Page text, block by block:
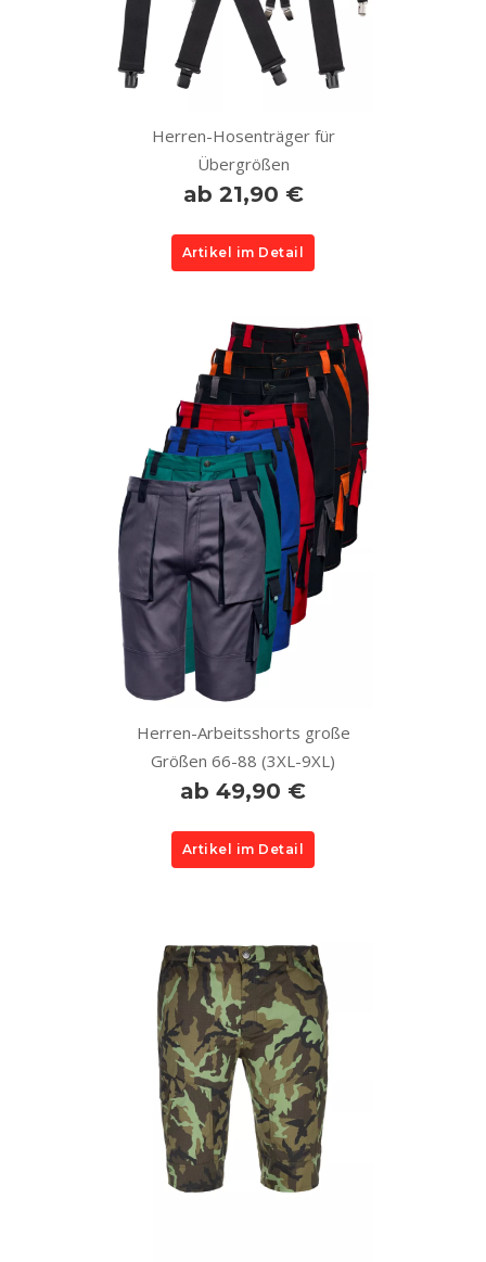
Herren-Hosenträger für
Übergrößen
ab 21,90 €
Artikel im Detail
Herren-Arbeitsshorts große
Größen 66-88 (3XL-9XL)
ab 49,90 €
Artikel im Detail